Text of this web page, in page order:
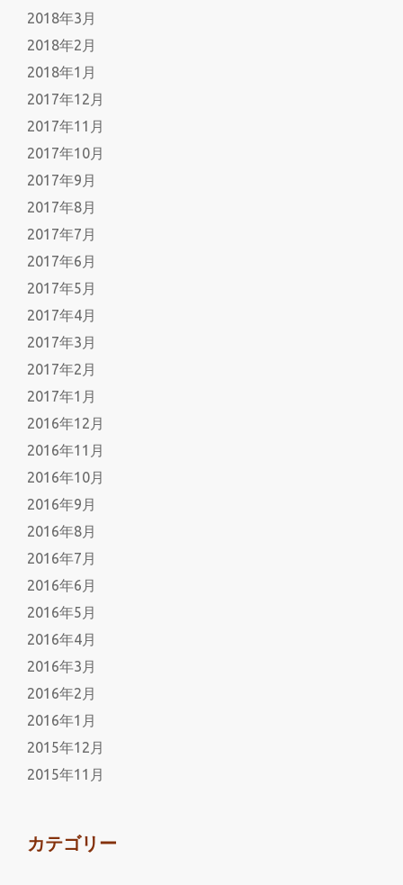
2018年3月
2018年2月
2018年1月
2017年12月
2017年11月
2017年10月
2017年9月
2017年8月
2017年7月
2017年6月
2017年5月
2017年4月
2017年3月
2017年2月
2017年1月
2016年12月
2016年11月
2016年10月
2016年9月
2016年8月
2016年7月
2016年6月
2016年5月
2016年4月
2016年3月
2016年2月
2016年1月
2015年12月
2015年11月
カテゴリー